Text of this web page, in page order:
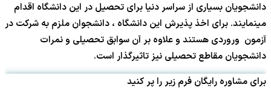
دانشجویان بسیاری از سراسر دنیا برای تحصیل در این دانشگاه اقدام
مینمایند. برای اخذ پذیرش این دانشگاه ، دانشجوان ملزم به شرکت در
آزمون وروردی هستند و علاوه بر آن سوابق تحصیلی و نمرات
دانشجویان مقاطع تحصیلی نیز تاثیرگذار است.
برای مشاوره رایگان فرم زیر را پر کنید